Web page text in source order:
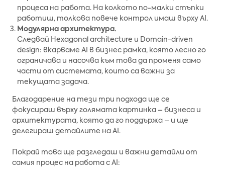
процеса на работа. На колкото по-малки стъпки
работиш, толкова повече контрол имаш върху AI.
Модулярна архитектура.
Следвай Hexagonal architecture и Domain-driven
design: вкарваме AI в бизнес рамка, която лесно го
ограничава и насочва към това да променя само
части от системата, които са важни за
текущата задача.
Благодарение на тези три подхода ще се
фокусираш върху голямата картинка – бизнеса и
архитектурата, която да го поддържа – и ще
делегираш детайлите на AI.
Покрай това ще разгледаш и важни детайли от
самия процес на работа с AI: